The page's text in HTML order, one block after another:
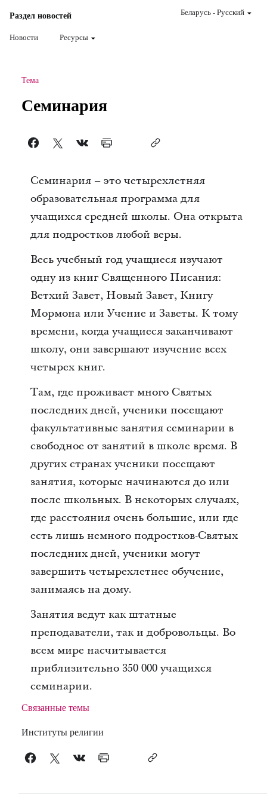
Раздел новостей
Новости Ресурсы
Беларусь-Pусский
Тема
Семинария
Семинария – это четырехлетняя
образовательная программа для
учащихся средней школы. Она открыта
для подростков любой веры.
Весь учебный год учащиеся изучают
одну из книг Священного Писания:
Ветхий Завет, Новый Завет, Книгу
Мормона или Учение и Заветы. К тому
времени, когда учащиеся заканчивают
школу, они завершают изучение всех
четырех книг.
Там, где проживает много Святых
последних дней, ученики посещают
факультативные занятия семинарии в
свободное от занятий в школе время. В
других странах ученики посещают
занятия, которые начинаются до или
после школьных. В некоторых случаях,
где расстояния очень большие, или где
есть лишь немного подростков-Святых
последних дней, ученики могут
завершить четырехлетнее обучение,
занимаясь на дому.
Занятия ведут как штатные
преподаватели, так и добровольцы. Во
всем мире насчитывается
приблизительно 350 000 учащихся
семинарии.
Связанные темы
Институты религии